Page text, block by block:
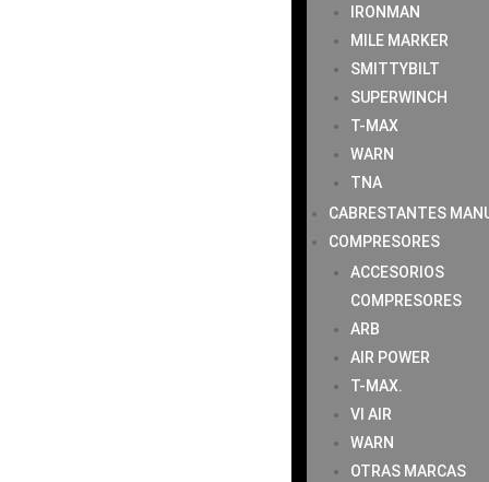
IRONMAN
MILE MARKER
SMITTYBILT
SUPERWINCH
T-MAX
WARN
TNA
CABRESTANTES
COMPRESORES
ACCESORIOS
COMPRESORES
ARB
AIR POWER
T-MAX.
VI AIR
WARN
OTRAS MARCAS